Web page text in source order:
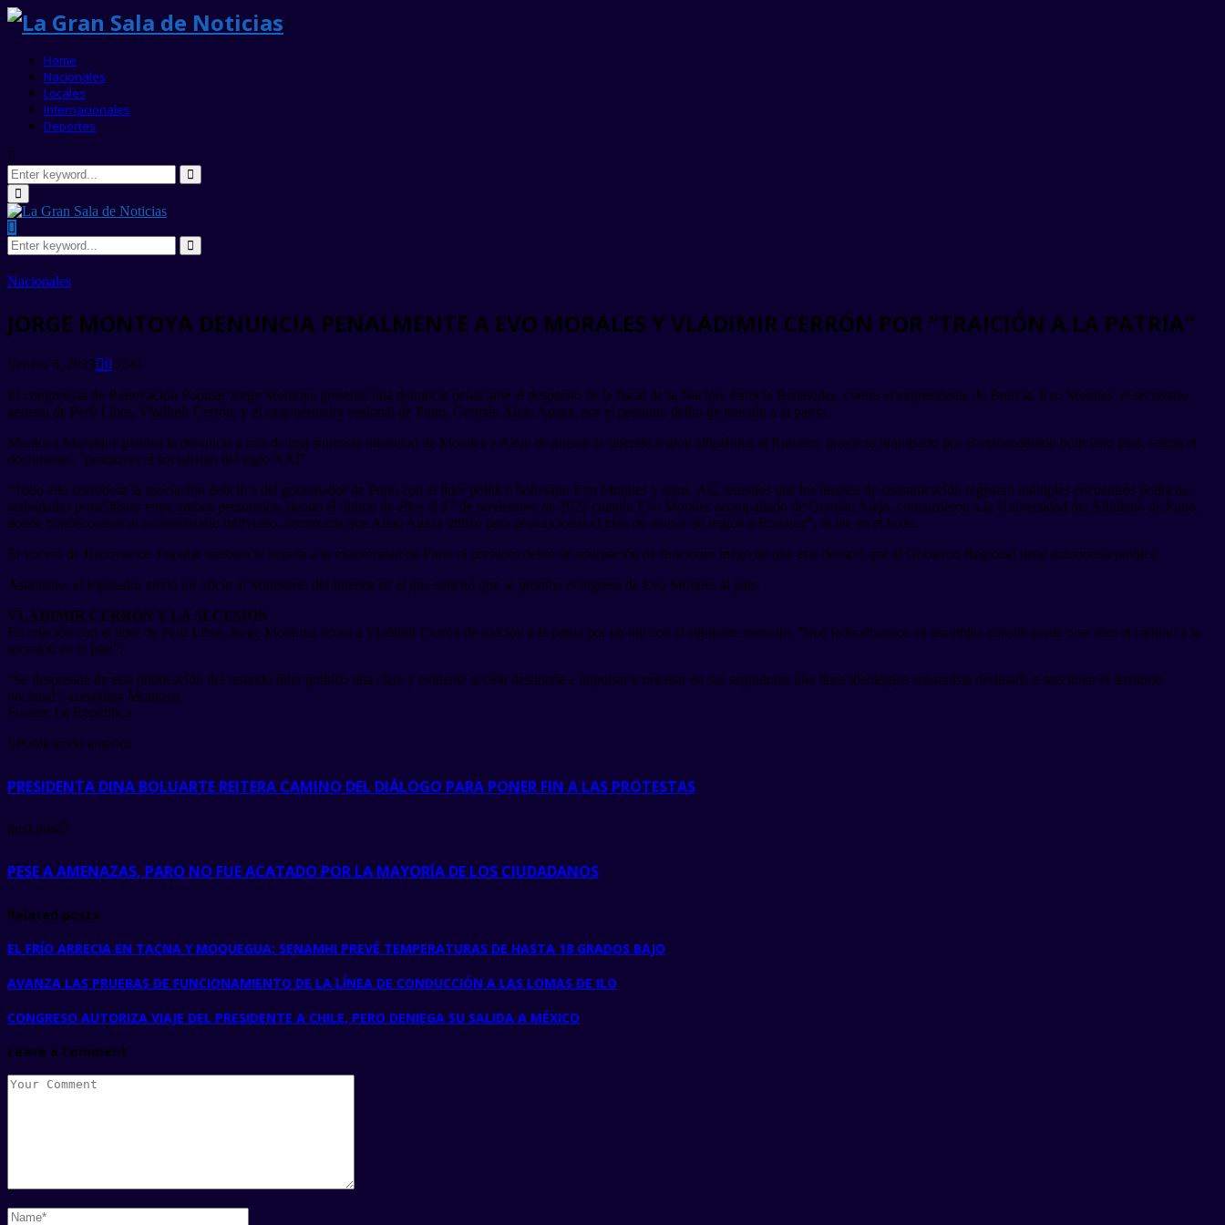
Home
Nacionales
Locales
Internacionales
Deportes
Search
for:
Search
Primary
Menu
Search
for:
Search
Nacionales
JORGE MONTOYA DENUNCIA PENALMENTE A EVO MORALES Y VLADIMIR CERRÓN POR “TRAICIÓN A LA PATRIA”
enero 6, 2023 0
341
El congresista de Renovación Popular Jorge Montoya presentó una denuncia penal ante el despacho de la fiscal de la Nación, Patricia Benavides, contra el expresidente de Bolivia, Evo Morales; el secretario
general de Perú Libre, Vladimir Cerrón; y el exgobernador regional de Puno, Germán Alejo Apaza, por el presunto delito de traición a la patria.
Montoya Manrique plantea la denuncia a raíz de una supuesta intención de Morales y Alejo de anexar la referida región altiplánica al Runasur, proyecto impulsado por el exmandatario boliviano para, según el
documento, “promover el socialismo del siglo XXI”.
“Todo ello corrobora la asociación delictiva del gobernador de Puno con el líder político boliviano Evo Morales y otros. Así, tenemos que los medios de comunicación registran múltiples encuentros políticos,
actividades proselitistas entre ambos personajes, siendo el último de ellos el 17 de noviembre de 2022 cuando Evo Morales acompañado de Germán Alejo, concurrieron a la Universidad del Altiplano de Puno,
donde condecoraron al exmandatario boliviano, ceremonia que Alejo Apaza utilizó para promocionar el plan de anexar su región a Runasur”, se lee en el texto.
El vocero de Renovación Popular también le imputa a la exautoridad de Puno el presunto delito de usurpación de funciones luego de que este declaró que el Gobierno Regional tiene autonomía política.
Asimismo, el legislador envió un oficio al Ministerio del Interior en el que solicitó que se prohíba el ingreso de Evo Morales al país.
VLADIMIR CERRÓN Y LA SECESIÓN
En relación con el líder de Perú Libre, Jorge Montoya acusa a Vladimir Cerrón de traición a la patria por un tuit con el siguiente mensaje: “Nos federalizamos en asamblea constituyente o se abre el camino a la
secesión en el país”.
“Se desprende de esta publicación del referido líder político una clara y evidente acción destinada a impulsar y orientar en sus seguidores una línea ideológica separatista destinada a seccionar el territorio
nacional“, considera Montoya.
Fuente: La República
Publicación anterior
PRESIDENTA DINA BOLUARTE REITERA CAMINO DEL DIÁLOGO PARA PONER FIN A LAS PROTESTAS
next post
PESE A AMENAZAS, PARO NO FUE ACATADO POR LA MAYORÍA DE LOS CIUDADANOS
Related posts
EL FRÍO ARRECIA EN TACNA Y MOQUEGUA: SENAMHI PREVÉ TEMPERATURAS DE HASTA 18 GRADOS BAJO
AVANZA LAS PRUEBAS DE FUNCIONAMIENTO DE LA LÍNEA DE CONDUCCIÓN A LAS LOMAS DE ILO
CONGRESO AUTORIZA VIAJE DEL PRESIDENTE A CHILE, PERO DENIEGA SU SALIDA A MÉXICO
Leave a Comment